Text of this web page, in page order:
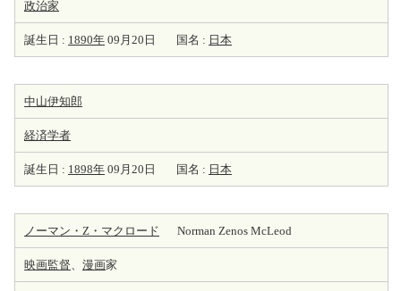
政治家
誕生日 : 1890年 09月20日 国名 : 日本
中山伊知郎
経済学者
誕生日 : 1898年 09月20日 国名 : 日本
ノーマン・Z・マクロード Norman Zenos McLeod
映画監督、 漫画家